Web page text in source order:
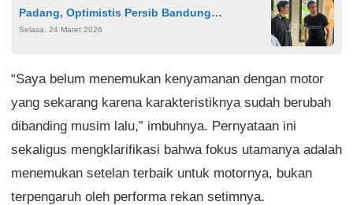
Padang, Optimistis Persib Bandung
Pertahankan Gelar Juara
Selasa, 24 Maret 2026
“Saya belum menemukan kenyamanan dengan motor
yang sekarang karena karakteristiknya sudah berubah
dibanding musim lalu,” imbuhnya. Pernyataan ini
sekaligus mengklarifikasi bahwa fokus utamanya adalah
menemukan setelan terbaik untuk motornya, bukan
terpengaruh oleh performa rekan setimnya.